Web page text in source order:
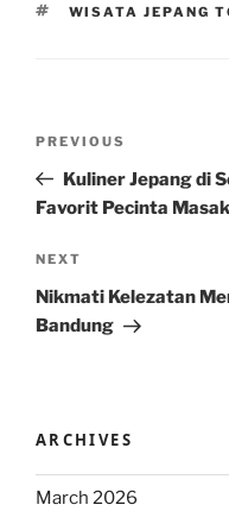
TAGS
WISATA JEPANG
Previous
Post
PREVIOUS
Kuliner Jepang di
Favorit Pecinta
Next
Post
NEXT
Nikmati Kelezatan
Bandung
ARCHIVES
March 2026